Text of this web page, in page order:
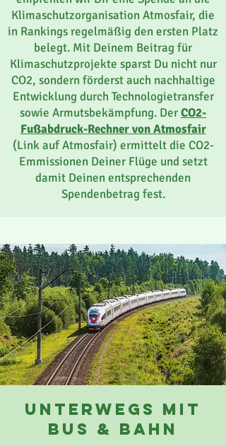
Klimaschutzorganisation Atmosfair, die
in Rankings regelmäßig den ersten Platz
belegt. Mit Deinem Beitrag für
Klimaschutzprojekte sparst Du nicht nur
CO2, sondern förderst auch nachhaltige
Entwicklung durch Technologietransfer
sowie Armutsbekämpfung. DerCO2-
Fußabdruck-Rechner von Atmosfair
(Link auf Atmosfair) ermittelt die CO2-
Emmissionen Deiner Flüge und setzt
damit Deinen entsprechenden
Spendenbetrag fest.
unterwegs mit
bus & bahn